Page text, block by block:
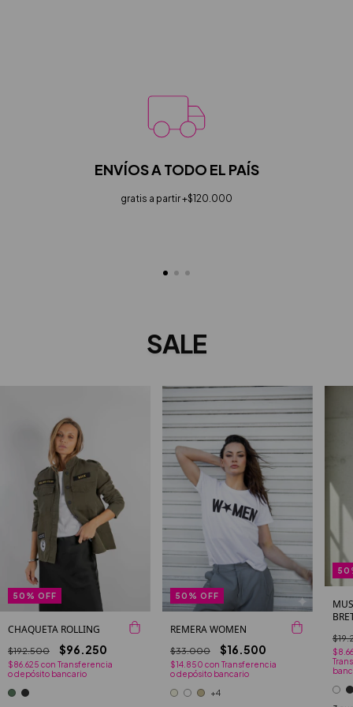
ENVÍOS A TODO EL PAÍS
gratis a partir +$120.000
SALE
50 % OFF
CHAQUETA ROLLING
$192.500 $96.250
$86.625 con Transferencia
o depósito bancario
50 % OFF
REMERA WOMEN
$33.000 $16.500
$14.850 con Transferencia
o depósito bancario
+4
50